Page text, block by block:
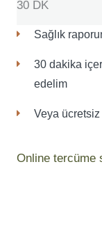
30 DK
Sağlık
30 dakika
edelim
Veya
Online tercüme